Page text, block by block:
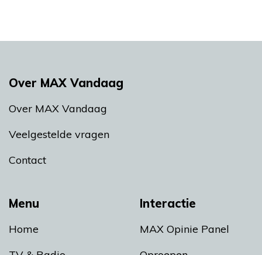
Menu
Home
Interactie
MAX Opinie Panel
Over MAX Vandaag
Over MAX Vandaag
Veelgestelde vragen
Contact